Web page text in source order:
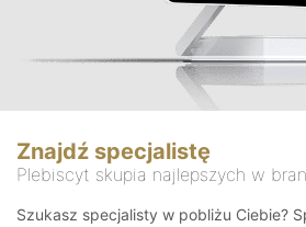
Znajdź specjalistę
Plebiscyt skupia najlepszych w
Szukasz specjalisty w pobliżu Ciebie?